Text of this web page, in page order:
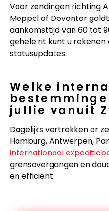
Voor zendingen richting
Meppel of Deventer
aankomsttijd van 60 tot
gehele rit kunt u
statusupdates.
Welke
jullie vanuit
Dagelijks vertrekken er
Hamburg, Antwerpen,
internationaal
grensovergangen en
en efficiënt.